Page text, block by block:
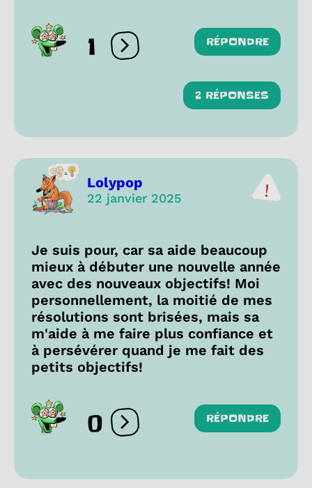
1 Ouvrir les réactions
RÉPONDRE
2 RÉPONSES
Lolypop
22 janvier 2025
Je suis pour, car sa aide beaucoup
mieux à débuter une nouvelle année
avec des nouveaux objectifs! Moi
personnellement, la moitié de mes
résolutions sont brisées, mais sa
m'aide à me faire plus confiance et
à persévérer quand je me fait des
petits objectifs!
0 Ouvrir les réactions
RÉPONDRE